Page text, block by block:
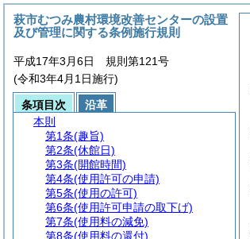
萩市むつみ農村環境改善センターの設置
及び管理に関する条例施行規則
平成17年3月6日 規則第121号
(令和3年4月1日施行)
条項目次
沿革
本則
第1条(趣旨)
第2条(休館日)
第3条(開館時間)
第4条(使用許可の申請)
第5条(使用の許可)
第6条(使用許可申請の取下げ)
第7条(使用料の減免)
第8条(使用料の還付)